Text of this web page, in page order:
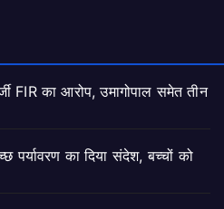
FIR का आरोप, उमागोपाल समेत तीन
पर्यावरण का दिया संदेश, बच्चों को